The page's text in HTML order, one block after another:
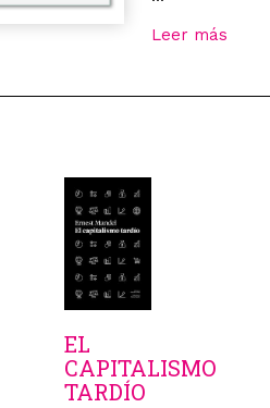
Leer más
EL
CAPITALISMO
TARDÍO